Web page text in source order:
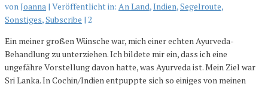
vonJoanna | Veröffentlicht in: An Land,Indien,Segelroute,
Sonstiges,Subscribe | 2
Ein meiner großen Wünsche war, mich einer echten Ayurveda-
Behandlung zu unterziehen. Ich bildete mir ein, dass ich eine
ungefähre Vorstellung davon hatte, was Ayurveda ist. Mein Ziel war
Sri Lanka. In Cochin/Indien entpuppte sich so einiges von meinen